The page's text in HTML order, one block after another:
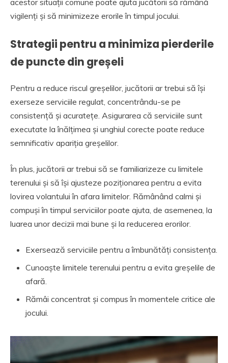
acestor situații comune poate ajuta jucătorii să rămână
vigilenți și să minimizeze erorile în timpul jocului.
Strategii pentru a minimiza pierderile
de puncte din greșeli
Pentru a reduce riscul greșelilor, jucătorii ar trebui să își
exerseze serviciile regulat, concentrându-se pe
consistență și acuratețe. Asigurarea că serviciile sunt
executate la înălțimea și unghiul corecte poate reduce
semnificativ apariția greșelilor.
În plus, jucătorii ar trebui să se familiarizeze cu limitele
terenului și să își ajusteze poziționarea pentru a evita
lovirea volantului în afara limitelor. Rămânând calmi și
compuși în timpul serviciilor poate ajuta, de asemenea, la
luarea unor decizii mai bune și la reducerea erorilor.
Exersează serviciile pentru a îmbunătăți consistența.
Cunoaște limitele terenului pentru a evita greșelile de
afară.
Rămâi concentrat și compus în momentele critice ale
jocului.